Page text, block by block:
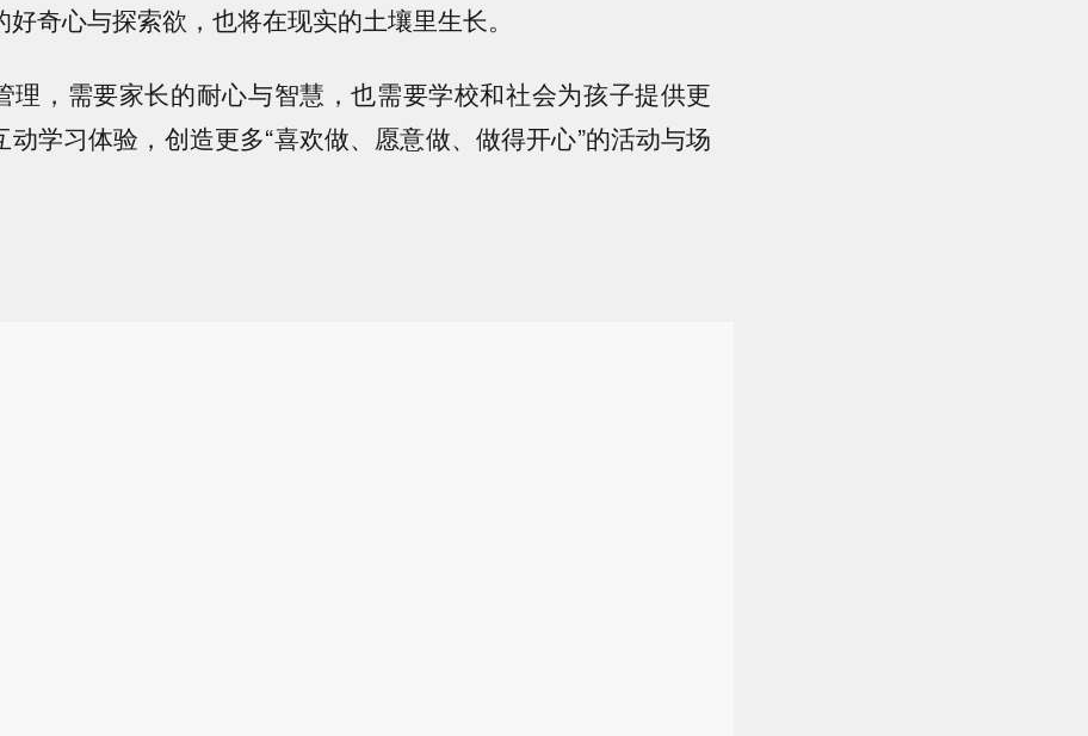
奇心与探索欲，也将在现实的土壤里生长。
理，需要家长的耐心与智慧，也需要学校和社会为孩子提供更
动学习体验，创造更多“喜欢做、愿意做、做得开心”的活动与场